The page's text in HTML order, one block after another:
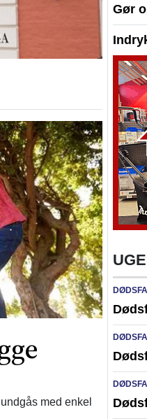
med enkel
Gør